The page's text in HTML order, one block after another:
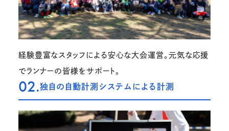
経験豊富なスタッフによる安心な大会運営。元気な応援
でランナーの皆様をサポート。
02.独自の自動計測システムによる計測